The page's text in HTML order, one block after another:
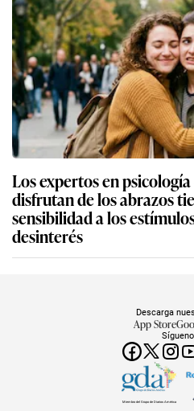
Los expertos en
disfrutan de los abrazos
sensibilidad a los
desinterés
Descarga
App Store
Miembro del Grupo de Diarios América